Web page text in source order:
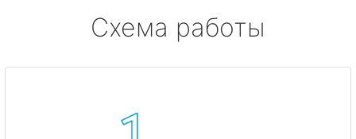
Схема работы